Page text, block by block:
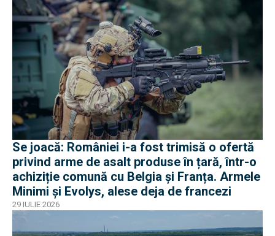
Se joacă: României i-a fost trimisă o ofertă
privind arme de asalt produse în țară, într-o
achiziție comună cu Belgia și Franța. Armele
Minimi și Evolys, alese deja de francezi
29 IULIE 2026